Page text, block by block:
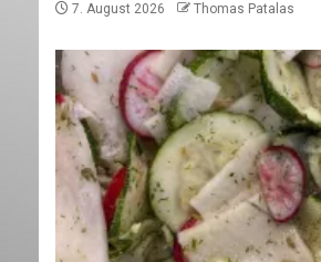
7. August 2026 Thomas Patalas